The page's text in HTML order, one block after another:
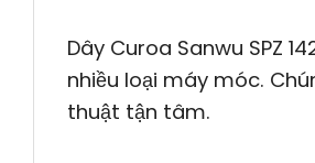
Dây Curoa Sanwu SPZ
nhiều loại máy móc.
thuật tận tâm.